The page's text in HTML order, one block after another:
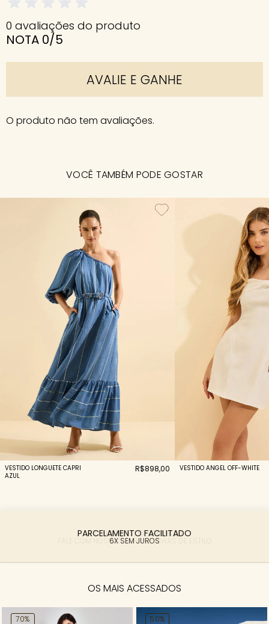
0 avaliações do produto
NOTA 0/5
AVALIE E GANHE
O produto não tem avaliações.
VOCÊ TAMBÉM PODE GOSTAR
VESTIDO LONGUETE CAPRI
AZUL
R$898,00 VESTIDO ANGEL OFF-WHITE
PARCELAMENTO FACILITADO
6X SEM JUROS
OS MAIS ACESSADOS
70% 50%